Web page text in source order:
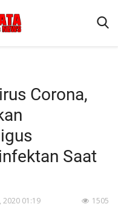
Corona,
Saat
2020 01:19 1505